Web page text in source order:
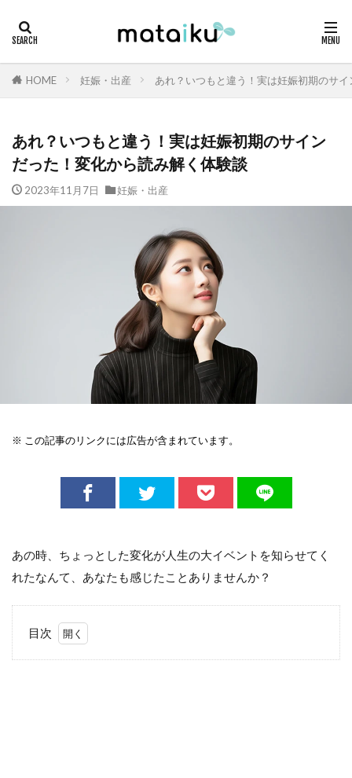
HOME 妊娠・出産 あれ？いつもと違う！実は妊娠初期のサ
あれ？いつもと違う！実は妊娠初期のサイン
だった！変化から読み解く体験談
2023年11月7日 妊娠・出産
※ この記事のリンクには広告が含まれています。
あの時、ちょっとした変化が人生の大イベントを知らせてく
れたなんて、あなたも感じたことありませんか？
目次